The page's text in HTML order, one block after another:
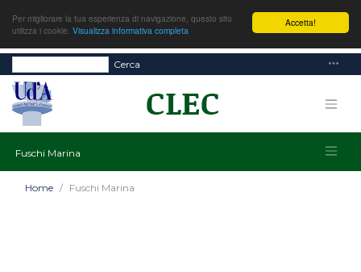
Accetta!
Per migliorare la tua esperienza di navigazione, questo sito
utilizza i cookie. Visualizza informativa completa
Cerca
Fuschi Marina
Home Fuschi Marina